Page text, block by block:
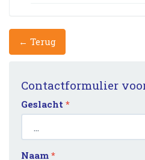
← Terug
Contactformulier
Geslacht *
Naam *